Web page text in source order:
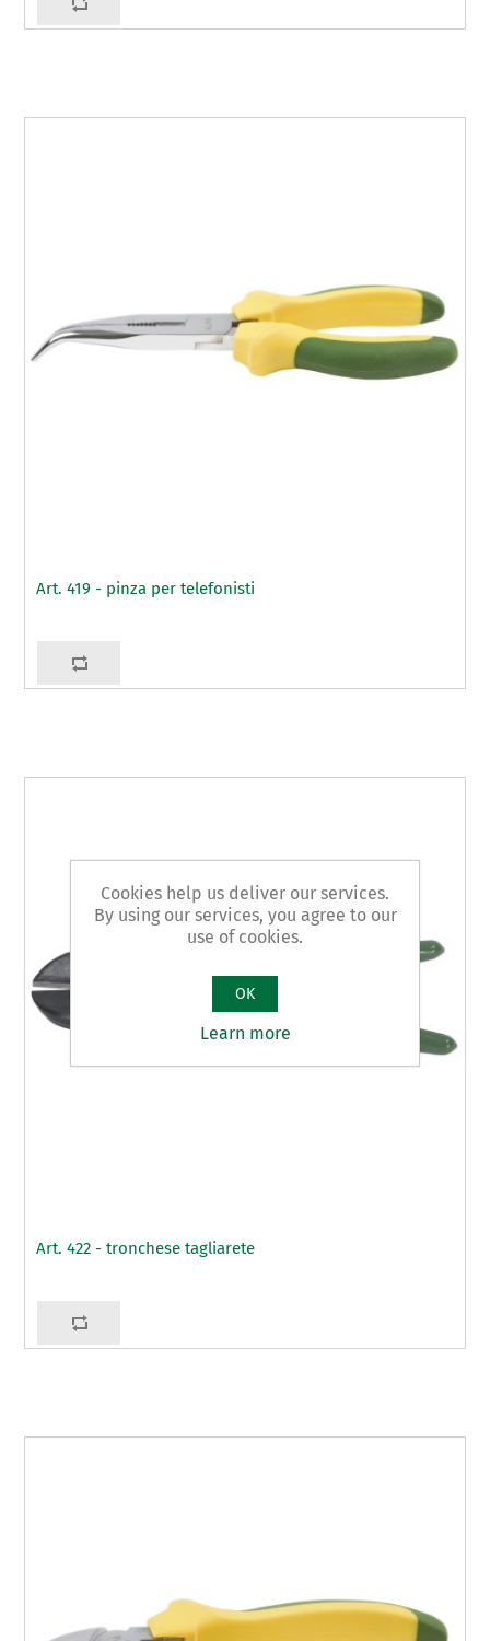
Art. 419 - pinza per telefonisti
Art. 422 - tronchese tagliarete
Cookies help us deliver our services.
By using our services, you agree to our
use of cookies.
OK
Learn more